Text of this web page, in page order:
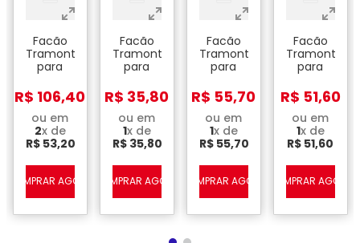
Facão
Tramontina
para
Mato
com
Cabo
Verde
12’’
R$ 106,40
ou em
2x de
R$ 53,20
COMPRAR AGORA
Facão
Tramontina
para
Mato
com
Cabo
Preto 10''
R$ 35,80
ou em
1x de
R$ 35,80
COMPRAR AGORA
Facão
Tramontina
para
Mato
com
Cabo
Preto 18''
R$ 55,70
ou em
1x de
R$ 55,70
COMPRAR AGORA
Facão
Tramontina
para
Mato
com
Cabo
Preto 16’’
R$ 51,60
ou em
1x de
R$ 51,60
COMPRAR AGORA